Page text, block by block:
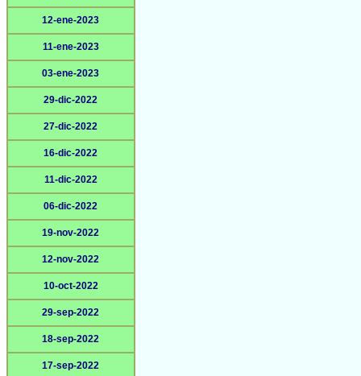
12-ene-2023
11-ene-2023
03-ene-2023
29-dic-2022
27-dic-2022
16-dic-2022
11-dic-2022
06-dic-2022
19-nov-2022
12-nov-2022
10-oct-2022
29-sep-2022
18-sep-2022
17-sep-2022